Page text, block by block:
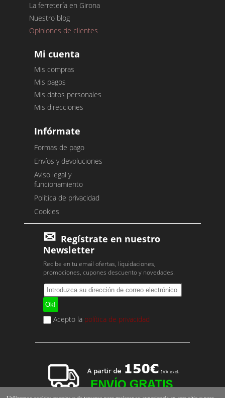
La ferretería en Girona
Nuestro blog
Opiniones de clientes
Mi cuenta
Mis compras
Mis pagos
Mis datos personales
Mis direcciones
Infórmate
Formas de pago
Envíos y devoluciones
Aviso legal y
funcionamiento
Política de privacidad
Cookies
Regístrate en nuestro
Newsletter
Recibe en tu email ofertas, liquidaciones,
promociones, cupones descuento y novedades.
Acepto la política de privacidad